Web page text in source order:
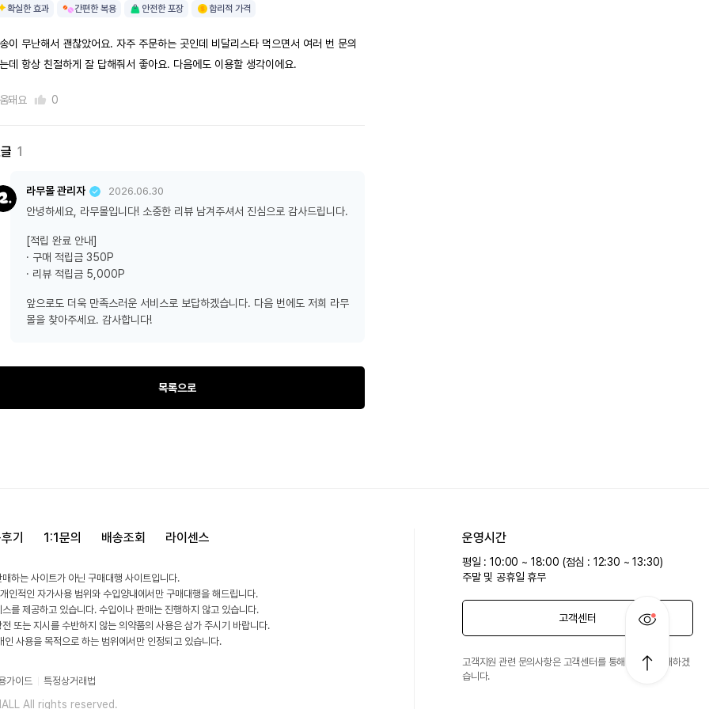
확실한 효과 간편한 복용 안전한 포장 합리적 가격
이 무난해서 괜찮았어요. 자주 주문하는 곳인데 비달리스타 먹으면서 여러 번 문의
데 항상 친절하게 잘 답해줘서 좋아요. 다음에도 이용할 생각이에요.
돼요 0
1
라무몰 관리자 2026.06.30
안녕하세요, 라무몰입니다! 소중한 리뷰 남겨주셔서 진심으로 감사드립니다.
[적립 완료 안내]
· 구매 적립금 350P
· 리뷰 적립금 5,000P
앞으로도 더욱 만족스러운 서비스로 보답하겠습니다. 다음 번에도 저희 라무
몰을 찾아주세요. 감사합니다!
목록으로
기 1:1문의 배송조회 라이센스
하는 사이트가 아닌 구매대행 사이트입니다.
인적인 자가사용 범위와 수입양내에서만 구매대행을 해드립니다.
를 제공하고 있습니다. 수입이나 판매는 진행하지 않고 있습니다.
또는 지시를 수반하지 않는 의약품의 사용은 삼가 주시기 바랍니다.
사용을 목적으로 하는 범위에서만 인정되고 있습니다.
가이드 특정상거래법
All rights reserved.
운영시간
평일 : 10:00 ~ 18:00 (점심 : 12:30 ~ 13:30)
주말 및 공휴일 휴무
고객센터
고객지원 관련 문의사항은 고객센터를 통해 친절히 안내하겠
습니다.